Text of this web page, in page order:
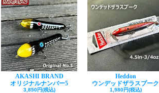
AKASHI BRAND
オリジナルナンバー5
3,850円(税込)
Heddon
ウンデッドザラスプーク
1,980円(税込)